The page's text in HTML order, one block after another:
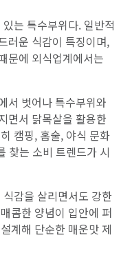
는 특수부위다. 일반적
러운 식감이 특징이며,
문에 외식업계에서는
서 벗어나 특수부위와
면서 닭목살을 활용한
캠핑, 홈술, 야식 문화
찾는 소비 트렌드가 시
식감을 살리면서도 강한
콤한 양념이 입안에 퍼
계해 단순한 매운맛 제